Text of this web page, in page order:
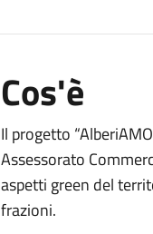
Cos'è
Il progetto
Assessorato
aspetti green del
frazioni.